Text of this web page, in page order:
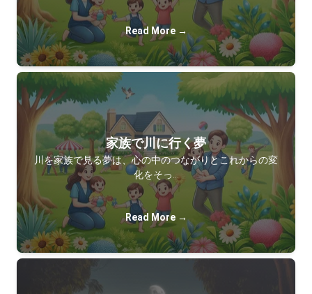
Read More →
家族で川に行く夢
川を家族で見る夢は、心の中のつながりとこれからの変
化をそっ…
Read More →